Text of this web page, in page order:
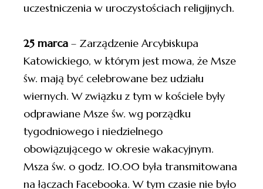
uczestniczenia w uroczystościach religijnych.
25 marca – Zarządzenie Arcybiskupa
Katowickiego, w którym jest mowa, że Msze
św. mają być celebrowane bez udziału
wiernych. W związku z tym w kościele były
odprawiane Msze św. wg porządku
tygodniowego i niedzielnego
obowiązującego w okresie wakacyjnym.
Msza św. o godz. 10.00 była transmitowana
na łączach Facebooka. W tym czasie nie było